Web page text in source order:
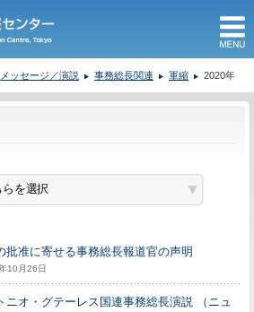
メッセージ／演説 事務総長関連 軍縮 2020年
批准に寄せる事務総長報道官の声明
10月26日
ニオ・グテーレス国連事務総長演説 （ニュ